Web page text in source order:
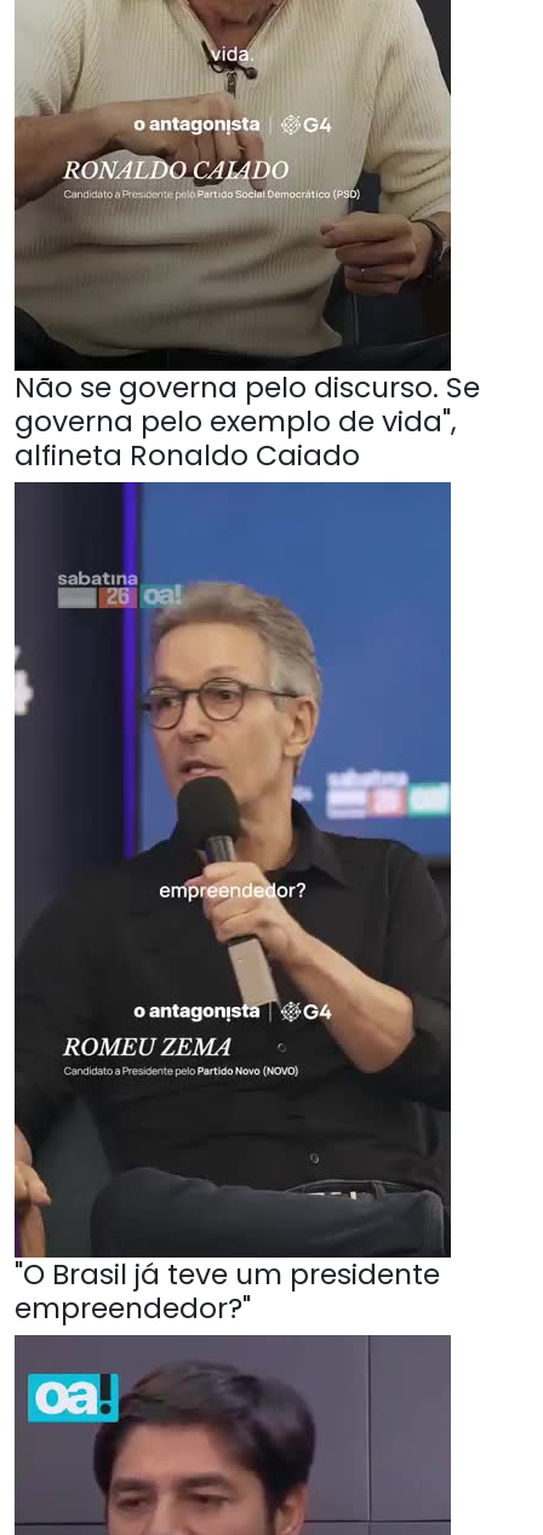
Não se governa pelo discurso. Se
governa pelo exemplo de vida",
alfineta Ronaldo Caiado
"O Brasil já teve um presidente
empreendedor?"